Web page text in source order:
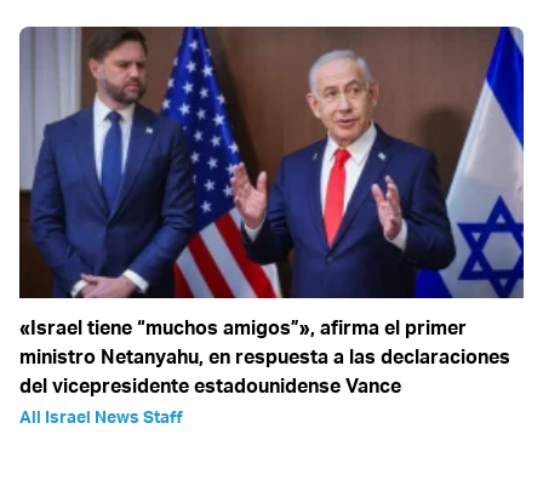
«Israel tiene “muchos amigos”», afirma el primer
ministro Netanyahu, en respuesta a las declaraciones
del vicepresidente estadounidense Vance
All Israel News Staff